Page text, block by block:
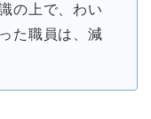
の上で、わい
た職員は、減